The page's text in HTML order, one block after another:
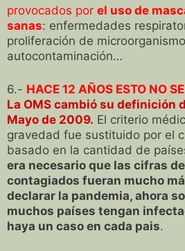
provocados por el uso de
sanas: enfermedades
proliferación de
autocontaminación…
6.- HACE 12 AÑOS ESTO NO
La OMS cambió su definición
Mayo de 2009. El criterio
gravedad fue sustituido por el
basado en la cantidad de
era necesario que las cifras
contagiados fueran mucho
declarar la pandemia, ahora
muchos países tengan
haya un caso en cada pais.